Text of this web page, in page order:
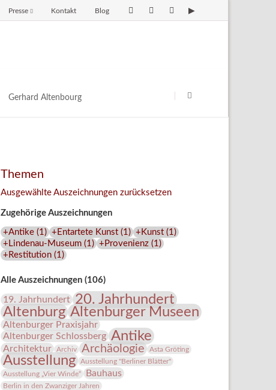
Blog
Kontakt
Presse
Gerhard Altenbourg
Themen
Ausgewählte Auszeichnungen zurücksetzen
Zugehörige Auszeichnungen
+Antike(1 ) +Entartete Kunst(1 ) +Kunst(1 )
+Lindenau-Museum(1 ) +Provenienz(1 )
+Restitution(1 )
Alle Auszeichnungen (106)
19. Jahrhundert 20. Jahrhundert
Altenburg Altenburger Museen
Altenburger Praxisjahr
Altenburger Schlossberg Antike
Architektur Archiv Archäologie Asta Gröting
Ausstellung
Ausstellung "Berliner Blätter"
Ausstellung „Vier Winde“
Bauhaus
Berlin in den Zwanziger Jahren